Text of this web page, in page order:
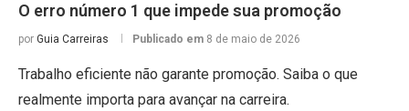
O erro número 1 que impede sua promoção
por Guia Carreiras Publicado em 8 de maio de 2026
Trabalho eficiente não garante promoção. Saiba o que
realmente importa para avançar na carreira.